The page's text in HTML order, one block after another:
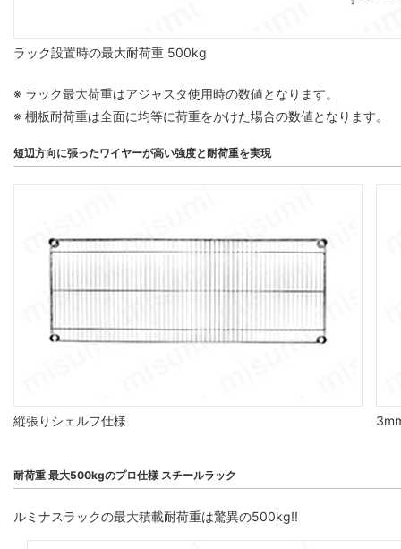
ラック設置時の最大耐荷重 500kg
※ ラック最大荷重はアジャスタ使用時の数値となります。
※ 棚板耐荷重は全面に均等に荷重をかけた場合の数値となります。
短辺方向に張ったワイヤーが高い強度と耐荷重を実現
縦張りシェルフ仕様
耐荷重 最大500kgのプロ仕様 スチールラック
ルミナスラックの最大積載耐荷重は驚異の500kg!!